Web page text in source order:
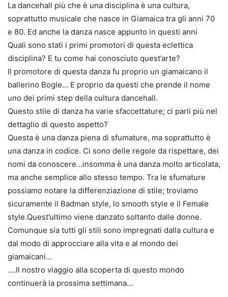
La dancehall più che è una disciplina è una cultura,
soprattutto musicale che nasce in Giamaica tra gli anni 70
e 80. Ed anche la danza nasce appunto in questi anni
Quali sono stati i primi promotori di questa eclettica
disciplina? E tu come hai conosciuto quest’arte?
Il promotore di questa danza fu proprio un giamaicano il
ballerino Bogle… E proprio da questi che prende il nome
uno dei primi step della cultura dancehall.
Questo stile di danza ha varie sfaccettature; ci parli più nel
dettaglio di questo aspetto?
Questa è una danza piena di sfumature, ma soprattutto è
una danza in codice. Ci sono delle regole da rispettare, dei
nomi da conoscere…insomma è una danza molto articolata,
ma anche semplice allo stesso tempo. Tra le sfumature
possiamo notare la differenziazione di stile; troviamo
sicuramente il Badman style, lo smooth style e il Female
style.Quest’ultimo viene danzato soltanto dalle donne.
Comunque sia tutti gli stili sono impregnati dalla cultura e
dal modo di approcciare alla vita e al mondo dei
giamaicani…
….Il nostro viaggio alla scoperta di questo mondo
continuerà la prossima settimana…